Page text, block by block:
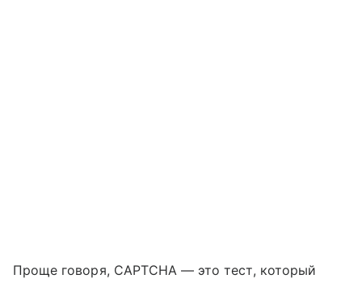
Проще говоря, CAPTCHA — это тест, который